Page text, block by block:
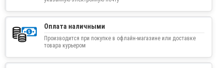
Оплата наличными
Производится при покупке в офлайн-магазине или доставке
товара курьером